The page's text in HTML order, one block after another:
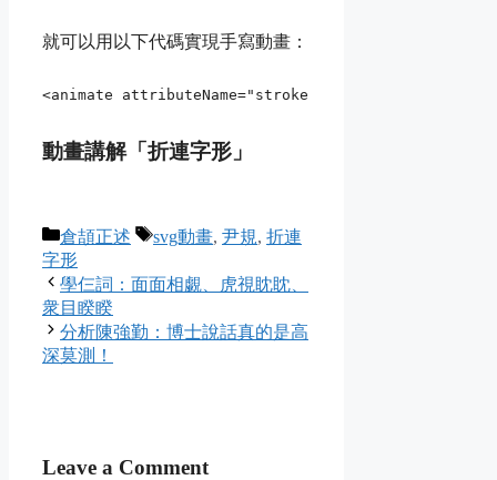
就可以用以下代碼實現手寫動畫：
<animate attributeName="stroke-dasharray"
動畫講解「折連字形」
Categories
倉頡正述 Tags
svg動畫, 尹規, 折連
字形
學仨詞：面面相覷、虎視眈眈、
衆目睽睽
分析陳強勤：博士說話真的是高
深莫測！
Leave a Comment